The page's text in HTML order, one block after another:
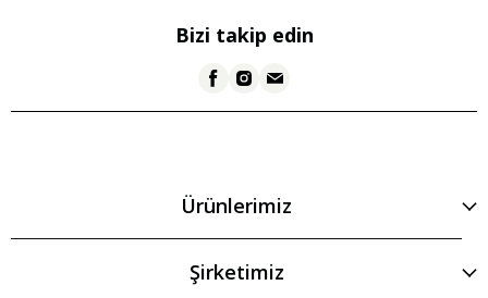
Bizi takip edin
Ürünlerimiz
Şirketimiz